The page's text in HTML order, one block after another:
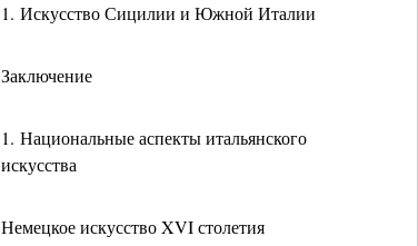
1. Искусство Сицилии и Южной Италии
Заключение
1. Национальные аспекты итальянского
искусства
Немецкое искусство XVI столетия